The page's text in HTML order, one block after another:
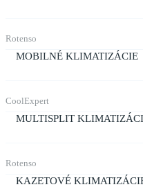
Rotenso
MOBILNÉ KLIMATIZÁCIE
CoolExpert
MULTISPLIT
Rotenso
KAZETOVÉ